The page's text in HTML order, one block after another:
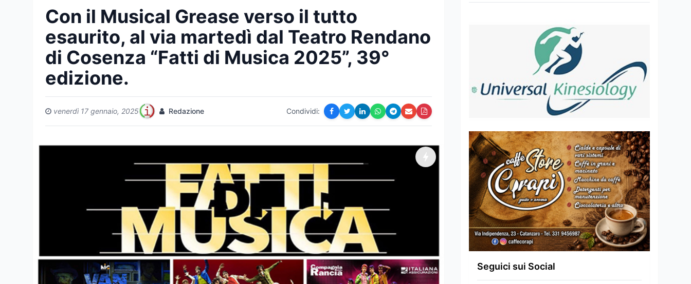
Con il Musical Grease verso il tutto
esaurito, al via martedì dal Teatro Rendano
di Cosenza “Fatti di Musica 2025”, 39°
edizione.
venerdì 17 gennaio, 2025 Redazione Condividi:
Seguici sui Social